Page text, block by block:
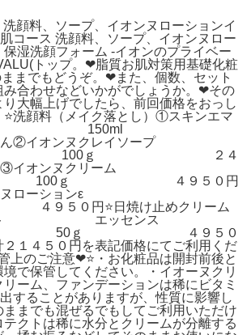
洗顔料、ソープ、イオンヌローションイ
コース 洗顔料、ソープ、イオンヌロー
保湿洗顔フォーム -イオンのプライベー
トップ。❤脂質お肌対策用基礎化粧
までもどうぞ。❤また、個数、セット
み合わせなどいかがでしょうか。❤その
大幅上げでしたら、前回価格をおっし
⭐️洗顔料（メイク落とし）①スキンエマ
ンε 150ml
ん②イオンヌクレイソープ
ｇ ２４
③イオンヌクリーム
４９５０円
オンヌローションε
０円⭐️日焼け止めクリーム
クト エッセンス
ｇ ４９５０
２１４５０円を表記価格にてご利用くだ
上のご注意❤⭐️・お化粧品は開封前後と
境で保管してください。・イオーヌクリ
ーム、ファンデーションは稀にビタミ
することがありますが、性質に影響し
ままでも混ぜるでもしてご利用いただけ
テクトは稀に水分とクリームが分離する